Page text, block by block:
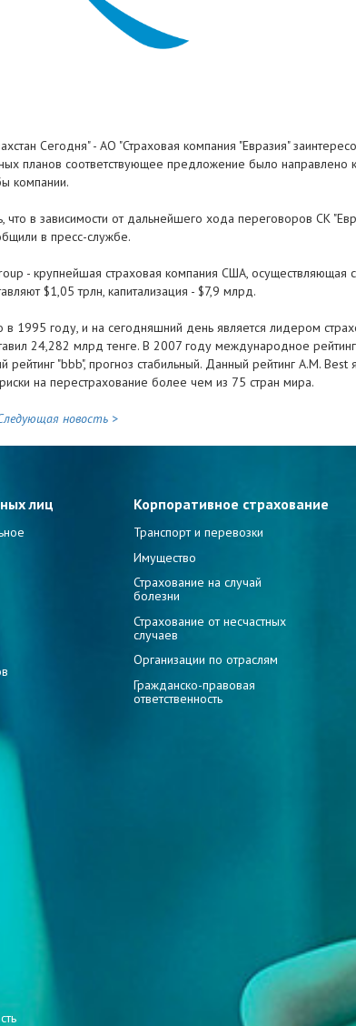
Сегодня" - АО "Страховая компания "Евразия"
планов соответствующее предложение было направлено
компании.
что в зависимости от дальнейшего хода переговоров СК
в пресс-службе.
- крупнейшая страховая компания США,
$1,05 трлн, капитализация - $7,9 млрд.
в 1995 году, и на сегодняшний день является лидером
24,282 млрд тенге. В 2007 году международное
рейтинг "bbb", прогноз стабильный. Данный рейтинг A.M.
на перестрахование более чем из 75 стран мира.
новость >
лиц Корпоративное страхование
Транспорт и перевозки
Имущество
Страхование на случай
болезни
Страхование от несчастных
случаев
Организации по отраслям
Гражданско-правовая
ответственность